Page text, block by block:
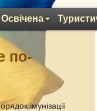
Освічена
по-
імунізації